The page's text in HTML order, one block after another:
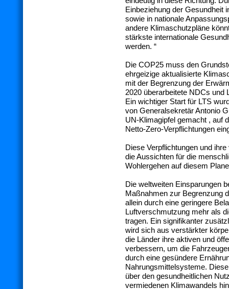
Einbeziehung der Gesundheit
sowie in nationale
andere Klimaschutzpläne
stärkste internationale
werden. “
Die COP25 muss den
ehrgeizige aktualisierte
mit der Begrenzung der
2020 überarbeitete NDCs und
Ein wichtiger Start für LTS
von Generalsekretär Antonio
UN-Klimagipfel gemacht , auf
Netto-Zero-Verpflichtungen
Diese Verpflichtungen und
die Aussichten für die
Wohlergehen auf diesem
Die weltweiten Einsparungen
Maßnahmen zur Begrenzung
allein durch eine geringere
Luftverschmutzung mehr als
tragen. Ein signifikanter
wird sich aus verstärkter
die Länder ihre aktiven und
verbessern, um die
durch eine gesündere
Nahrungsmittelsysteme.
über den gesundheitlichen
vermiedenen Klimawandels